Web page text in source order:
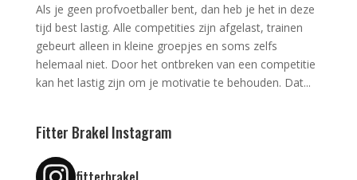
Als je geen profvoetballer bent, dan heb je het in deze
tijd best lastig. Alle competities zijn afgelast, trainen
gebeurt alleen in kleine groepjes en soms zelfs
helemaal niet. Door het ontbreken van een competitie
kan het lastig zijn om je motivatie te behouden. Dat...
Fitter Brakel Instagram